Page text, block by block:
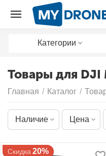
Категории
Товары для DJI
Главная / Каталог /
Наличие Цена
Скидка 20%